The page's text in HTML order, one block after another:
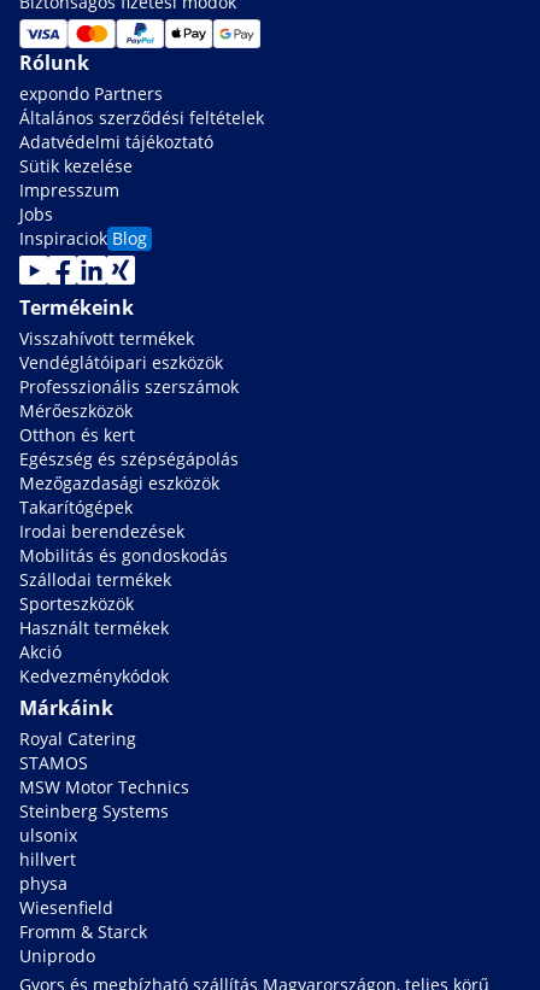
Rólunk
expondo Partners
Általános szerződési feltételek
Adatvédelmi tájékoztató
Sütik kezelése
Impresszum
Jobs
Inspiraciok Blog
Termékeink
Visszahívott termékek
Vendéglátóipari eszközök
Professzionális szerszámok
Mérőeszközök
Otthon és kert
Egészség és szépségápolás
Mezőgazdasági eszközök
Takarítógépek
Irodai berendezések
Mobilitás és gondoskodás
Szállodai termékek
Sporteszközök
Használt termékek
Akció
Kedvezménykódok
Márkáink
Royal Catering
STAMOS
MSW Motor Technics
Steinberg Systems
ulsonix
hillvert
physa
Wiesenfield
Fromm & Starck
Uniprodo
Gyors és megbízható szállítás Magyarországon, teljes körű